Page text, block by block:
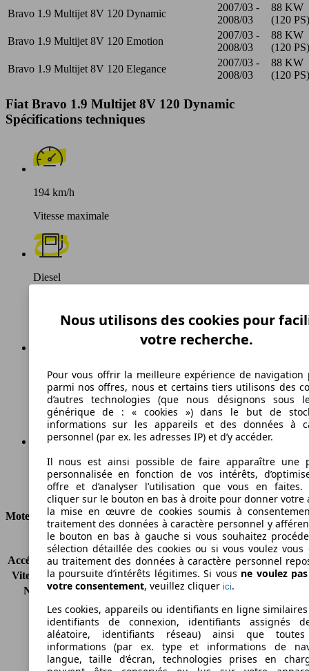
Bravo 1.9 Multijet 8V 120 Dynamic
2007/03 -
2008/03
88 KW
(120 PS)
Bravo 1.9 Multijet 8V 120 Emotion
2007/03 -
2008/03
88 KW
(120 PS)
Bravo 1.9 Multijet 8V 120 Elegance
2007/03 -
2008/03
88 KW
(120 PS)
Fiat Bravo 1.9 Multijet 8V 120 Dynamic
Spécifications techniques
194 km/h
Vitesse maximale
Diesel
139 g/km
Émissions de CO2 (combinées)*
Ø 5.3 l/100km
Consommation
Moteur et Puissance
KW (CH)
88 kW (120 PS)
Accélération (0-100 km/h) 10.5s
Vitesse maximale (km/h) 194 km/h
Nombre de vitesses
5
Couple
255 nm
Cylindrée
1910 ccm
Carburant
Diesel
Cylindres
Transmission
Boîte manuelle
Nous utilisons des cookies pour
votre recherche.
Pour vous offrir la meilleure expérience de navigation
parmi nos offres, nous et certains tiers utilisons des
d’autres technologies (que nous désignons sous
générique de : « cookies ») dans le but de
informations sur les appareils et des données à
personnel (par ex. les adresses IP) et d’y accéder.
Il nous est ainsi possible de faire apparaître une
personnalisée en fonction de vos intérêts,
offre et d’analyser l’utilisation que vous en faites.
cliquer sur le bouton en bas à droite pour donner votre
la mise en œuvre de cookies soumis à
traitement des données à caractère personnel y
le bouton en bas à gauche si vous souhaitez
sélection détaillée des cookies ou si vous voulez vous
au traitement des données à caractère personnel
la poursuite d’intérêts légitimes. Si vous ne voulez
votre consentement, veuillez cliquer ici.
Les cookies, appareils ou identifiants en ligne
identifiants de connexion, identifiants assignés
aléatoire, identifiants réseau) ainsi que
informations (par ex. type et informations de
langue, taille d’écran, technologies prises en